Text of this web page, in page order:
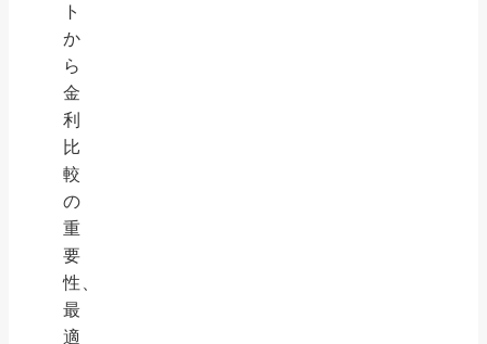
ト
か
ら
金
利
比
較
の
重
要
性、
最
適